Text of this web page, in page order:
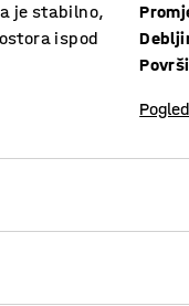
je stabilno,
ispod